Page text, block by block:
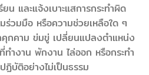
น และแจ้งเบาะแสการกระทำผิด
ร่วมมือ หรือความช่วยเหลือใด ๆ
กคาม ข่มขู่ เปลี่ยนแปลงตำแหน่ง
ำงาน พักงาน ไล่ออก หรือกระทำ
บัติอย่างไม่เป็นธรรม